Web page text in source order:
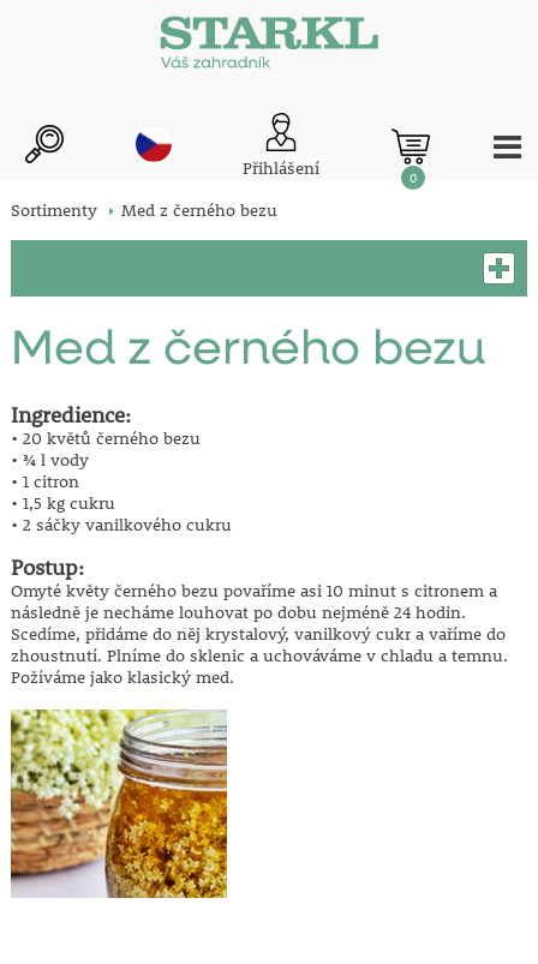
Přihlášení 0
Sortimenty Med z černého bezu
Med z černého bezu
Ingredience:
• 20 květů černého bezu
• ¾ l vody
• 1 citron
• 1,5 kg cukru
• 2 sáčky vanilkového cukru
Postup:
Omyté květy černého bezu povaříme asi 10 minut s citronem a
následně je necháme louhovat po dobu nejméně 24 hodin.
Scedíme, přidáme do něj krystalový, vanilkový cukr a vaříme do
zhoustnutí. Plníme do sklenic a uchováváme v chladu a temnu.
Požíváme jako klasický med.